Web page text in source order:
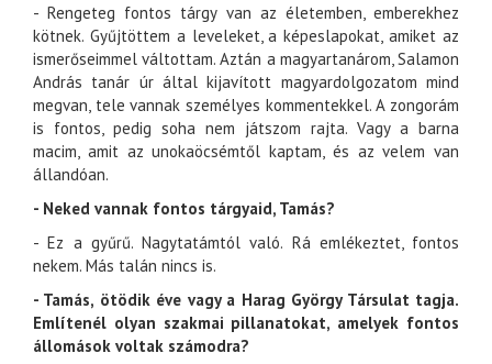
- Rengeteg fontos tárgy van az életemben, emberekhez
kötnek. Gyűjtöttem a leveleket, a képeslapokat, amiket az
ismerőseimmel váltottam. Aztán a magyartanárom, Salamon
András tanár úr által kijavított magyardolgozatom mind
megvan, tele vannak személyes kommentekkel. A zongorám
is fontos, pedig soha nem játszom rajta. Vagy a barna
macim, amit az unokaöcsémtől kaptam, és az velem van
állandóan.
- Neked vannak fontos tárgyaid, Tamás?
- Ez a gyűrű. Nagytatámtól való. Rá emlékeztet, fontos
nekem. Más talán nincs is.
- Tamás, ötödik éve vagy a Harag György Társulat tagja.
Említenél olyan szakmai pillanatokat, amelyek fontos
állomások voltak számodra?